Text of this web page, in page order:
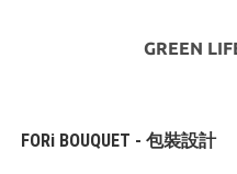
GREEN
FORi BOUQUET - 包裝設計